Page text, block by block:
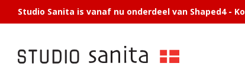
Studio Sanita is vanaf nu onderdeel van Shaped4 -